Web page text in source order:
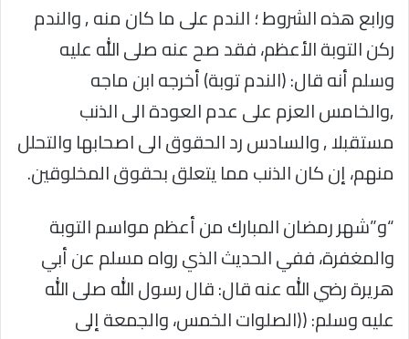
ورابع هذه الشروط ؛ الندم على ما كان منه , والندم
ركن التوبة الأعظم، فقد صح عنه صلى الله عليه
وسلم أنه قال: (الندم توبة) أخرجه ابن ماجه
,والخامس العزم على عدم العودة الى الذنب
مستقبلا , والسادس رد الحقوق الى اصحابها والتحلل
منهم، إن كان الذنب مما يتعلق بحقوق المخلوقين.
“و”شهر رمضان المبارك من أعظم مواسم التوبة
والمغفرة، ففي الحديث الذي رواه مسلم عن أبي
هريرة رضي الله عنه قال: قال رسول الله صلى الله
عليه وسلم: ((الصلوات الخمس، والجمعة إلى